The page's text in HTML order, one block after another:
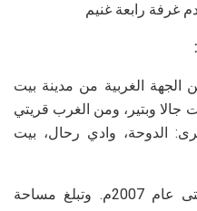
:
على بعد 4كم من الجهة الغربية من مدينة بيت
جالا وبتير، ومن الغرب قريتي
الدوحة، وادي رحال، بيت
يبلغ عدد سكانها 9774 نسمة حتى عام 2007م. وتبلغ مساحة